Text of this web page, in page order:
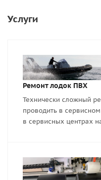
Услуги
Ремонт лодок ПВХ
Технически сложный
проводить в
в сервисных центрах